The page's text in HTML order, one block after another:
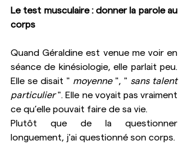
Le test musculaire : donner la parole au
corps
Quand Géraldine est venue me voir en
séance de kinésiologie, elle parlait peu.
Elle se disait " moyenne ", " sans talent
particulier ". Elle ne voyait pas vraiment
ce qu’elle pouvait faire de sa vie.
Plutôt que de la questionner
longuement, j'ai questionné son corps.